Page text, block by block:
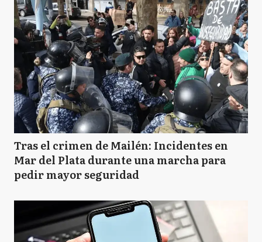
Tras el crimen de Mailén: Incidentes en
Mar del Plata durante una marcha para
pedir mayor seguridad